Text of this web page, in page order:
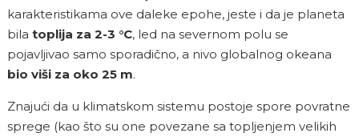
karakteristikama ove daleke epohe, jeste i da je planeta
bila toplija za 2-3 °C, led na severnom polu se
pojavljivao samo sporadično, a nivo globalnog okeana
bio viši za oko 25 m.
Znajući da u klimatskom sistemu postoje spore povratne
sprege (kao što su one povezane sa topljenjem velikih